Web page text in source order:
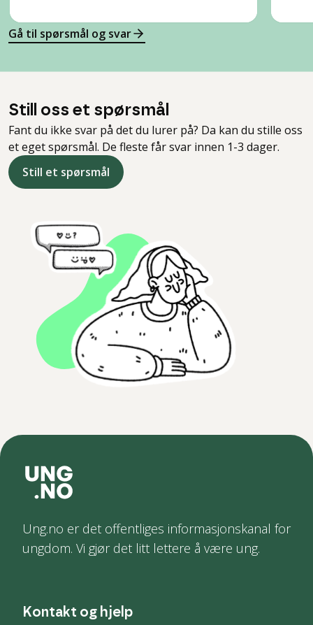
Gå til spørsmål og svar
Still oss et spørsmål
Fant du ikke svar på det du lurer på? Da kan du stille oss
et eget spørsmål. De fleste får svar innen 1-3 dager.
Still et spørsmål
Ung.no er det offentliges informasjonskanal for
ungdom. Vi gjør det litt lettere å være ung.
Kontakt og hjelp